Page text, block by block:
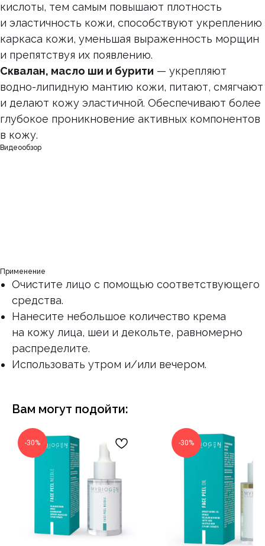
кислоты, тем самым повышают плотность
и эластичность кожи, способствуют укреплению
каркаса кожи, уменьшая выраженность морщин
и препятствуя их появлению.
Сквалан, масло ши и бурити — укрепляют
водно-липидную мантию кожи, питают, смягчают
и делают кожу эластичной. Обеспечивают более
глубокое проникновение активных компонентов
в кожу.
Видеообзор
Применение
Очистите лицо с помощью соответствующего
средства.
Нанесите небольшое количество крема
на кожу лица, шеи и декольте, равномерно
распределите.
Использовать утром и/или вечером.
Вам могут подойти:
-30% -30%